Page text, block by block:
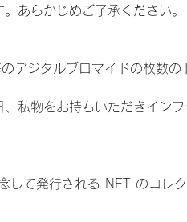
あらかじめご了承ください。
デジタルブロマイドの枚数の
私物をお持ちいただきイン
て発行される NFT のコレク